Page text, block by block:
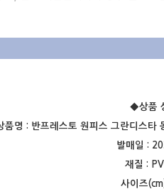
◆상품
품명 : 반프레스토 원피스 그란디스타
발매일 :
재질 :
사이즈